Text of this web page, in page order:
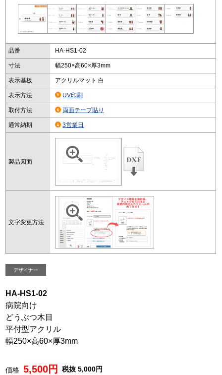
品番 HA-HS1-02
寸法 幅250×高60×厚3mm
表示基板 アクリルマット 白
表示方法 UV印刷
取付方法 両面テープ貼り
通常納期 3営業日
製品図面
文字変更方法
デザイナー
HA-HS1-02
病院向け
どうぶつ木目
平付型アクリル
幅250×高60×厚3mm
価格5,500円 税抜 5,000円